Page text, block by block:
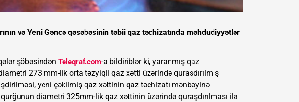
və Yeni Gəncə qəsəbəsinin təbii qaz təchizatında məhdudiyyətlər
şöbəsindən Teleqraf.com-a bildiriblər ki, yaranmış qaz
diametri 273 mm-lik orta təzyiqli qaz xətti üzərində quraşdırılmış
yeni çəkilmiş qaz xəttinin qaz təchizatı mənbəyinə
diametri 325mm-lik qaz xəttinin üzərində quraşdırılması ilə